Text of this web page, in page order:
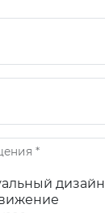
*